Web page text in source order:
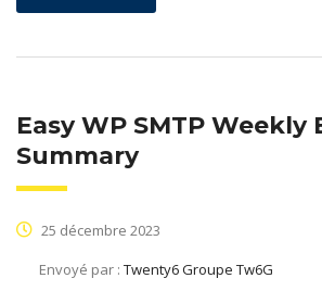
Easy WP SMTP Weekly
Summary
25 décembre 2023
Envoyé par : Twenty6 Groupe Tw6G